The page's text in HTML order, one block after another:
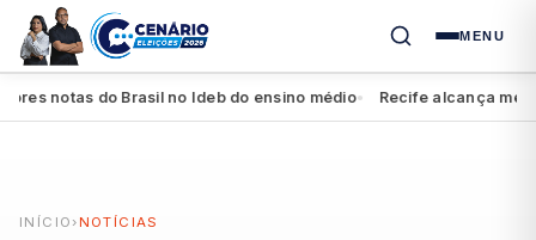
MENU
notas do Brasil no Ideb do ensino médio● Recife alcança melhor
INÍCIO › NOTÍCIAS